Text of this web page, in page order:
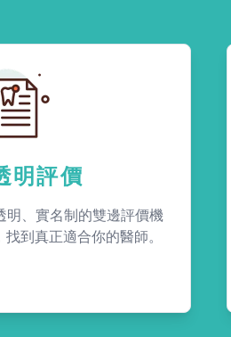
明評價
明、實名制的雙邊評價機
到真正適合你的醫師。